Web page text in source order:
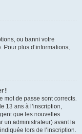
ou banni votre
Pour plus d’informations,
!
mot de passe sont corrects.
13 ans à l’inscription,
que les nouvelles
un administrateur) avant la
lors de l’inscription.